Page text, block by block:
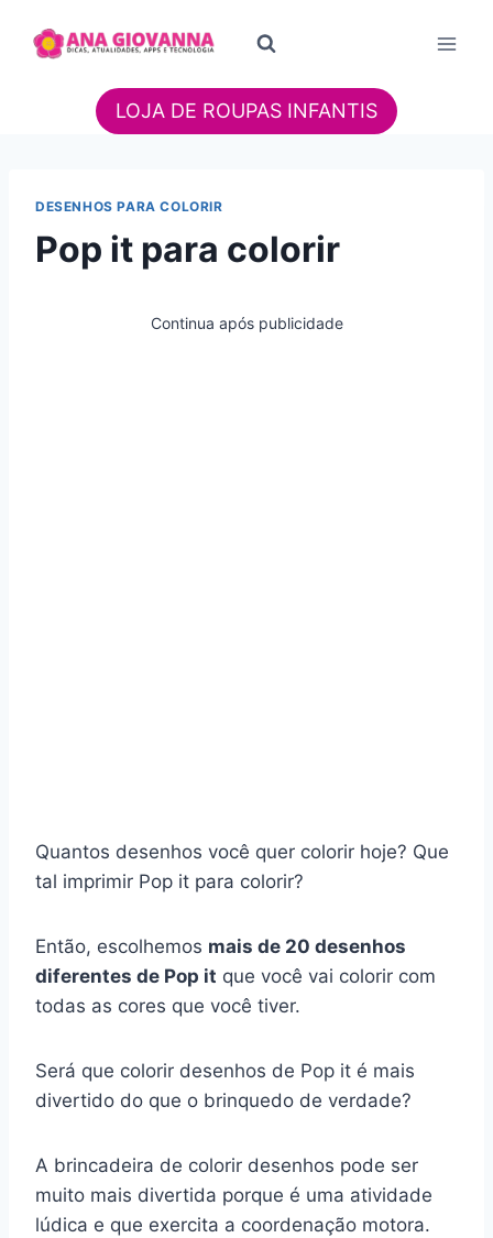
para
LOJA DE ROUPAS INFANTIS
DESENHOS PARA COLORIR
Pop it para colorir
Continua após publicidade
Quantos desenhos você quer colorir hoje? Que
tal imprimir Pop it para colorir?
Então, escolhemos mais de 20 desenhos
diferentes de Pop it que você vai colorir com
todas as cores que você tiver.
Será que colorir desenhos de Pop it é mais
divertido do que o brinquedo de verdade?
A brincadeira de colorir desenhos pode ser
muito mais divertida porque é uma atividade
lúdica e que exercita a coordenação motora.